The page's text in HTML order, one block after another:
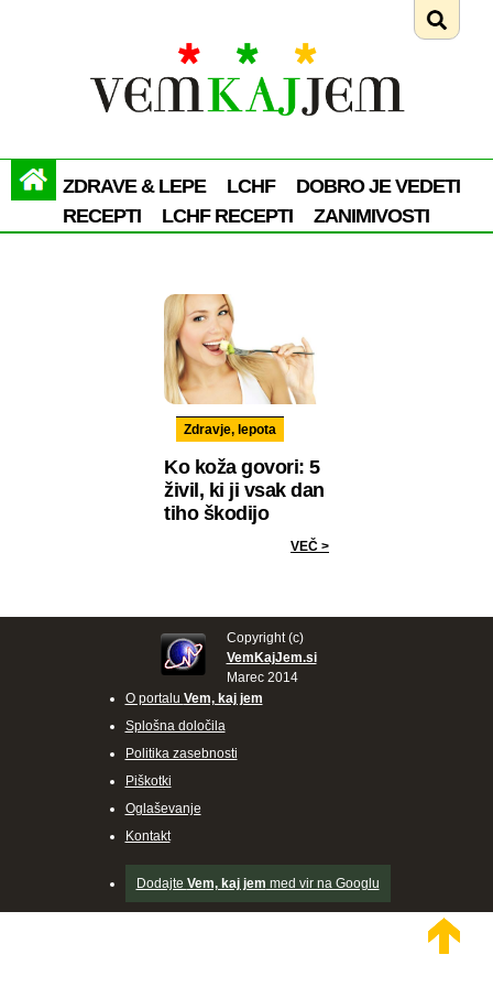
ZDRAVE & LEPE LCHF
DOBRO JE VEDETI
RECEPTI
LCHF RECEPTI ZANIMIVOSTI
Zdravje, lepota
Ko koža govori: 5
živil, ki ji vsak dan
tiho škodijo
VEČ >
Copyright (c)
VemKajJem.si
Marec 2014
O portalu Vem, kaj jem
Splošna določila
Politika zasebnosti
Piškotki
Oglaševanje
Kontakt
Dodajte Vem, kaj jem med vir na Googlu